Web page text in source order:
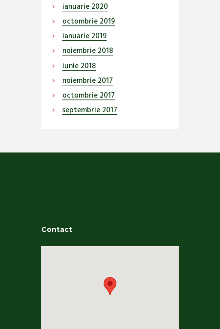
ianuarie 2020
octombrie 2019
ianuarie 2019
noiembrie 2018
iunie 2018
noiembrie 2017
octombrie 2017
septembrie 2017
Contact